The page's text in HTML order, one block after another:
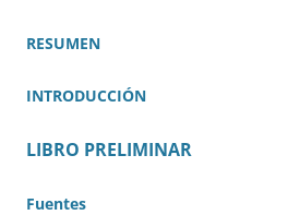
RESUMEN
INTRODUCCIÓN
LIBRO PRELIMINAR
Fuentes